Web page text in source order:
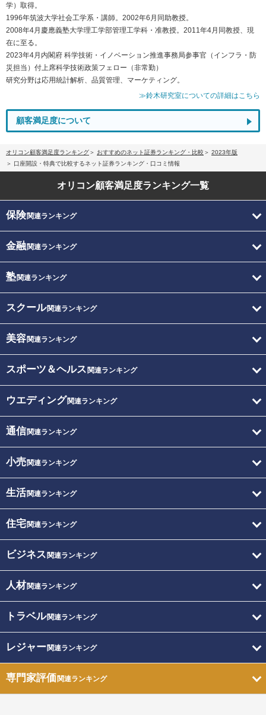
学）取得。
1996年筑波大学社会工学系・講師。2002年6月同助教授。
2008年4月慶應義塾大学理工学部管理工学科・准教授。2011年4月同教授、現
在に至る。
2023年4月内閣府 科学技術・イノベーション推進事務局参事官（インフラ・防
災担当）付上席科学技術政策フェロー（非常勤）
研究分野は応用統計解析、品質管理、マーケティング。
≫鈴木研究室についての詳細はこちら
顧客満足度について
オリコン顧客満足度ランキング おすすめのネット証券ランキング・比較
2023年版
口座開設・特典で比較するネット証券ランキング・口コミ情報
オリコン顧客満足度ランキング一覧
保険関連ランキング
金融関連ランキング
塾関連ランキング
スクール関連ランキング
美容関連ランキング
スポーツ＆ヘルス 関連ランキング
ウエディング関連ランキング
通信関連ランキング
小売関連ランキング
生活関連ランキング
住宅関連ランキング
ビジネス 関連ランキング
人材関連ランキング
トラベル関連ランキング
レジャー関連ランキング
専門家評価関連ランキング